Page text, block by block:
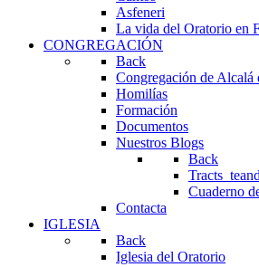
Asfeneri
La vida del Oratorio en
CONGREGACIÓN
Back
Congregación de Alcalá
Homilías
Formación
Documentos
Nuestros Blogs
Back
Cuaderno
Contacta
IGLESIA
Back
Iglesia del Oratorio